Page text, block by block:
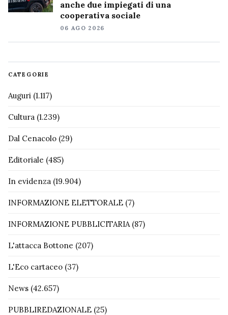
anche due impiegati di una
cooperativa sociale
06 AGO 2026
CATEGORIE
Auguri (1.117)
Cultura (1.239)
Dal Cenacolo (29)
Editoriale (485)
In evidenza (19.904)
INFORMAZIONE ELETTORALE (7)
INFORMAZIONE PUBBLICITARIA(87)
L'attacca Bottone (207)
L'Eco cartaceo (37)
News (42.657)
PUBBLIREDAZIONALE (25)